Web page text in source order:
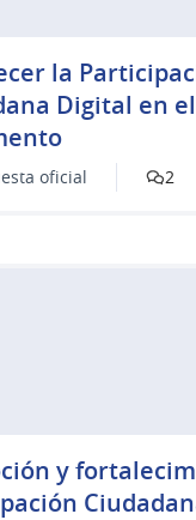
la
Digital en el
oficial 2
y